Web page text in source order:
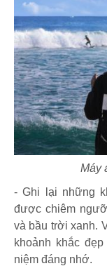
Máy
- Ghi lại những
được chiêm
và bầu trời xanh.
khoảnh khắc
niệm đáng nhớ.